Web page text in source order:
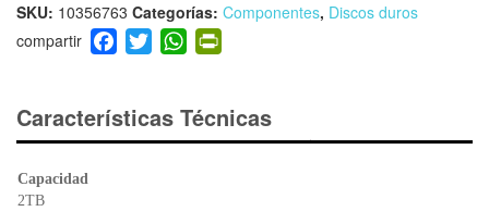
SKU: 10356763 Categorías: Componentes, Discos duros
F
a
e
b
T
wi
er
W
h
s
A
ri
e
Características Técnicas
Capacidad
2TB